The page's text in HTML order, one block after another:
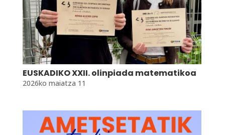
EUSKADIKO XXII. olinpiada matematikoa
2026ko maiatza 11